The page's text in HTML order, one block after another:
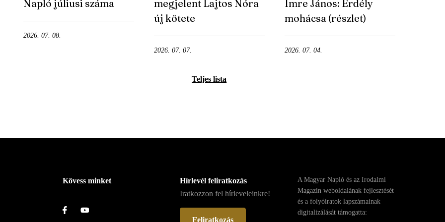
Napló júliusi száma
2026. 07. 08.
megjelent Lajtos Nóra
új kötete
2026. 07. 07.
Imre János: Erdély
mohácsa (részlet)
2026. 07. 04.
Teljes lista
Kövess minket
Hírlevél feliratkozás
Iratkozzon fel hírleveleinkre!
Feliratkozás
A Magyar Napló és az Irodalmi
Magazin weboldalának fejlesztését
és a folyóiratok lapszámainak
digitalizálását támogatta: